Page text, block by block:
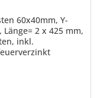
60x40mm, Y-
2 x 425 mm,
inkl.